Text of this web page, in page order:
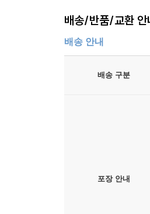
배송/반품/교환 안
배송 안내
배송 구분
포장 안내